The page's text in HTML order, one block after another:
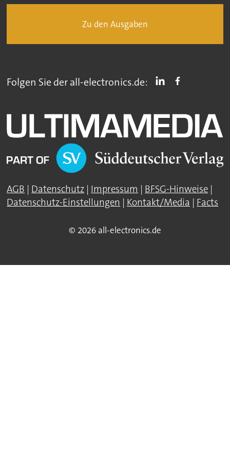
Zu den Ausgaben
Folgen Sie der all-electronics.de:
AGB | Datenschutz | Impressum | BFSG-Hinweise |
Datenschutz-Einstellungen | Kontakt/Media | Facts
© 2026 all-electronics.de